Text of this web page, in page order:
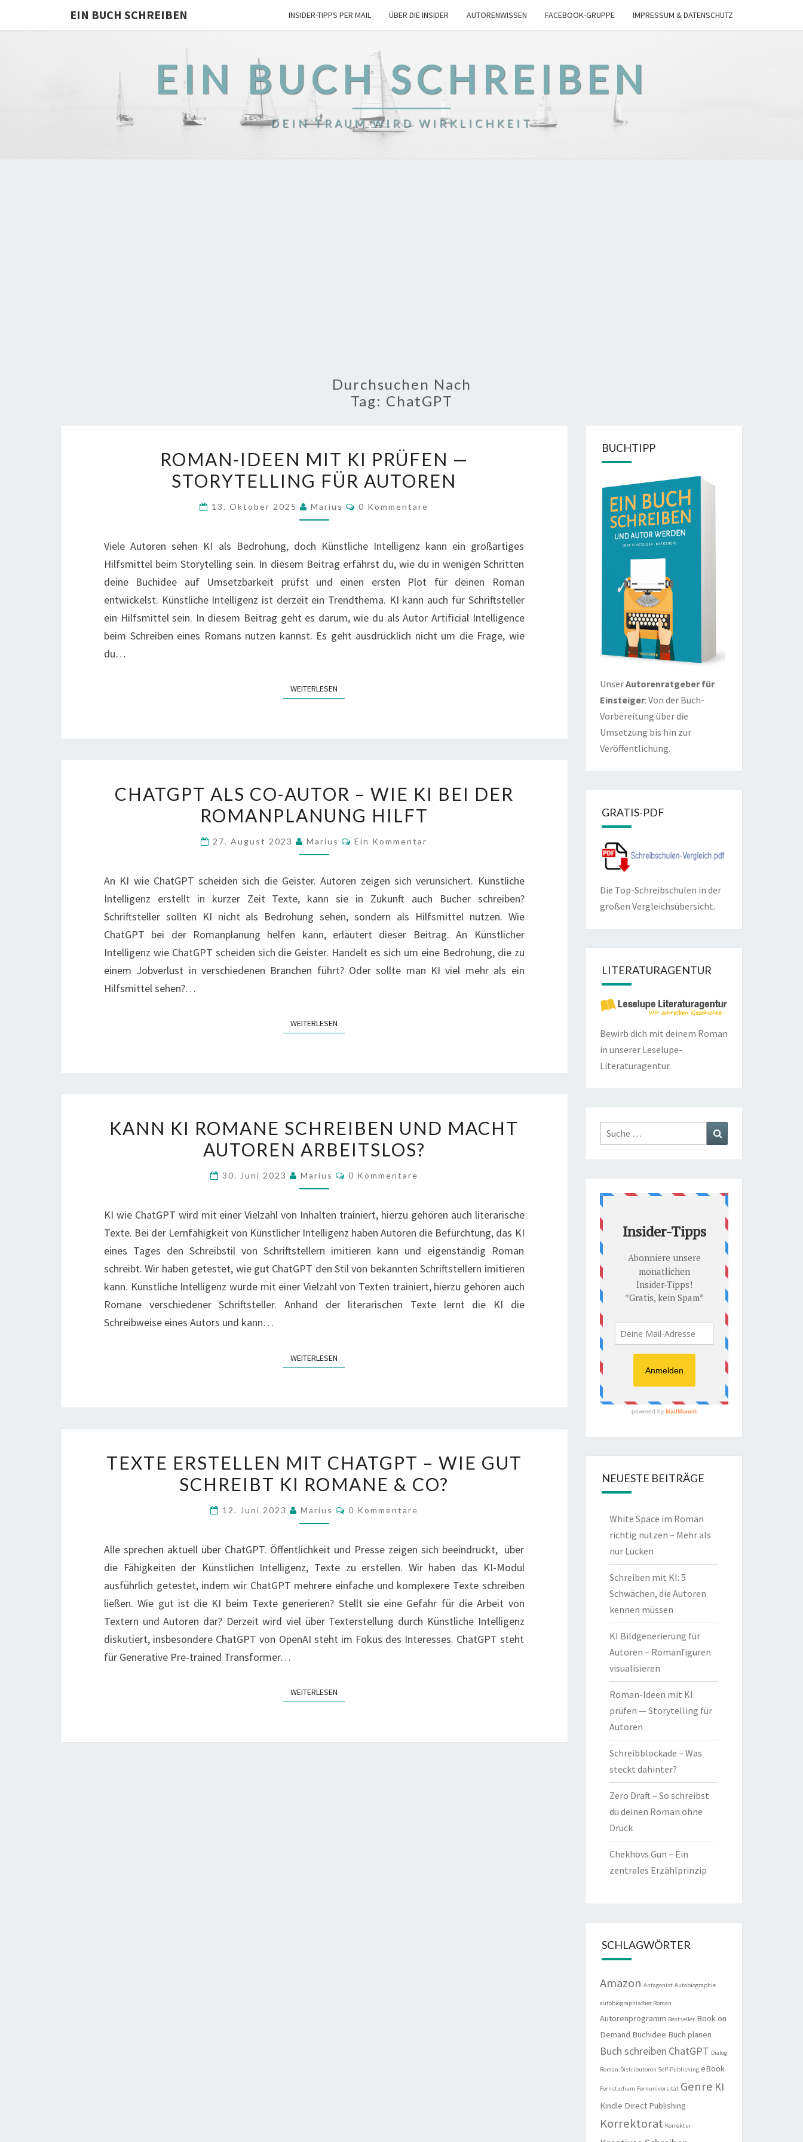
EIN BUCH SCHREIBEN INSIDER-TIPPS PER MAIL ÜBER DIE INSIDER AUTORENWISSEN FACEBOOK-GRUPPE IMPRESSUM & DATENSCHUTZ
EIN BUCH SCHREIBEN
DEIN TRAUM WIRD WIRKLICHKEIT
Durchsuchen Nach
Tag: ChatGPT
IDEEN
MIT
PRÜFEN
STORYTELLING
FÜR
AUTOREN
ROMAN-IDEEN MIT KI PRÜFEN —
STORYTELLING FÜR AUTOREN
13. Oktober 2025 Marius Kommentare
0 Kommentare
Viele Autoren sehen KI als Bedrohung, doch Künstliche Intelligenz kann ein großartiges
Hilfsmittel beim Storytelling sein. In diesem Beitrag erfährst du, wie du in wenigen Schritten
deine Buchidee auf Umsetzbarkeit prüfst und einen ersten Plot für deinen Roman
entwickelst. Künstliche Intelligenz ist derzeit ein Trendthema. KI kann auch für Schriftsteller
ein Hilfsmittel sein. In diesem Beitrag geht es darum, wie du als Autor Artificial Intelligence
beim Schreiben eines Romans nutzen kannst. Es geht ausdrücklich nicht um die Frage, wie
du…
WEITERLESEN
ALS
CO-
–
KI
BEI
DER
ROMANPLANUNG
HILFT
CHATGPT ALS CO-AUTOR – WIE KI BEI DER
ROMANPLANUNG HILFT
27. August 2023 Marius Kommentare
Ein Kommentar
An KI wie ChatGPT scheiden sich die Geister. Autoren zeigen sich verunsichert. Künstliche
Intelligenz erstellt in kurzer Zeit Texte, kann sie in Zukunft auch Bücher schreiben?
Schriftsteller sollten KI nicht als Bedrohung sehen, sondern als Hilfsmittel nutzen. Wie
ChatGPT bei der Romanplanung helfen kann, erläutert dieser Beitrag. An Künstlicher
Intelligenz wie ChatGPT scheiden sich die Geister. Handelt es sich um eine Bedrohung, die zu
einem Jobverlust in verschiedenen Branchen führt? Oder sollte man KI viel mehr als ein
Hilfsmittel sehen?…
WEITERLESEN
KI
ROMANE
UND
AUTOREN
ARBEITSLOS?
KANN KI ROMANE SCHREIBEN UND MACHT
AUTOREN ARBEITSLOS?
30. Juni 2023 Marius Kommentare
0 Kommentare
KI wie ChatGPT wird mit einer Vielzahl von Inhalten trainiert, hierzu gehören auch literarische
Texte. Bei der Lernfähigkeit von Künstlicher Intelligenz haben Autoren die Befürchtung, das KI
eines Tages den Schreibstil von Schriftstellern imitieren kann und eigenständig Roman
schreibt. Wir haben getestet, wie gut ChatGPT den Stil von bekannten Schriftstellern imitieren
kann. Künstliche Intelligenz wurde mit einer Vielzahl von Texten trainiert, hierzu gehören auch
Romane verschiedener Schriftsteller. Anhand der literarischen Texte lernt die KI die
Schreibweise eines Autors und kann…
WEITERLESEN
ERSTELLEN
MIT
–
GUT
SCHREIBT
KI
ROMANE
&
CO?
TEXTE ERSTELLEN MIT CHATGPT – WIE GUT
SCHREIBT KI ROMANE & CO?
12. Juni 2023 Marius Kommentare
0 Kommentare
Alle sprechen aktuell über ChatGPT. Öffentlichkeit und Presse zeigen sich beeindruckt, über
die Fähigkeiten der Künstlichen Intelligenz, Texte zu erstellen. Wir haben das KI-Modul
ausführlich getestet, indem wir ChatGPT mehrere einfache und komplexere Texte schreiben
ließen. Wie gut ist die KI beim Texte generieren? Stellt sie eine Gefahr für die Arbeit von
Textern und Autoren dar? Derzeit wird viel über Texterstellung durch Künstliche Intelligenz
diskutiert, insbesondere ChatGPT von OpenAI steht im Fokus des Interesses. ChatGPT steht
für Generative Pre-trained Transformer…
WEITERLESEN
BUCHTIPP
UnserAutorenratgeber für
Einsteiger: Von der Buch-
Vorbereitung über die
Umsetzung bis hin zur
Veröffentlichung.
GRATIS-PDF
Die Top-Schreibschulen in der
großen Vergleichsübersicht.
LITERATURAGENTUR
Bewirb dich mit deinem Roman
in unserer Leselupe-
Literaturagentur.
Suche
nach:
NEUESTE BEITRÄGE
White Space im Roman
richtig nutzen – Mehr als
nur Lücken
Schreiben mit KI: 5
Schwächen, die Autoren
kennen müssen
KI Bildgenerierung für
Autoren – Romanfiguren
visualisieren
Roman-Ideen mit KI
prüfen — Storytelling für
Autoren
Schreibblockade – Was
steckt dahinter?
Zero Draft – So schreibst
du deinen Roman ohne
Druck
Chekhovs Gun – Ein
zentrales Erzählprinzip
SCHLAGWÖRTER
Amazon Antagonist Autobiographie
autobiographischer Roman
Autorenprogramm Bestseller Book on
Demand Buchidee Buch planen
Buch schreiben ChatGPT Dialog
Roman Distributoren Self-Publishing eBook
Fernstudium Fernuniversität Genre KI
Kindle Direct Publishing
Korrektorat Korrektur